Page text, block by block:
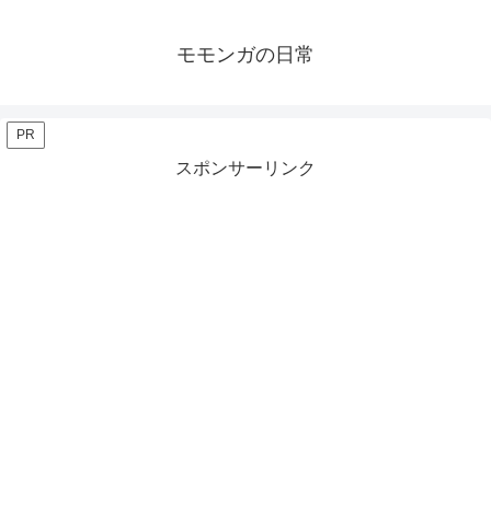
モモンガの日常
PR
スポンサーリンク